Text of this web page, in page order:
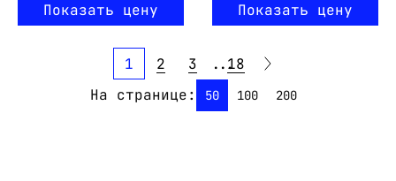
Показать цену Показать цену
1 2 3 ...18
На странице:
50 100 200